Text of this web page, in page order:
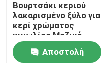
Προϊόντα
Σχετικά με εμάς
Βουρτσάκι κεριού
λακαρισμένο ξύλο για
κερί χρώματος
κιμωλίας Μαζική
Αγορά
Αποστολή